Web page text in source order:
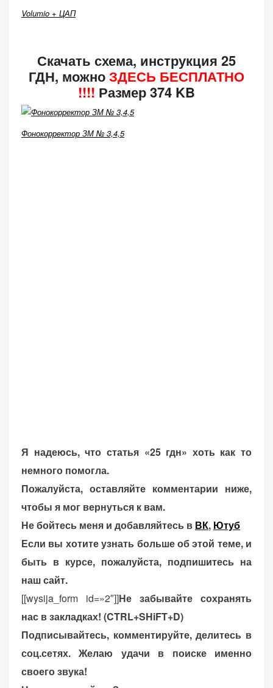
Volumio + ЦАП
Скачать схема, инструкция 25
ГДН, можноЗДЕСЬ БЕСПЛАТНО
!!!! Размер 374 KB
Фонокорректор ЗМ № 3,4,5
Я надеюсь, что статья «25 гдн» хоть как то
немного помогла.
Пожалуйста, оставляйте комментарии ниже,
чтобы я мог вернуться к вам.
Не бойтесь меня и добавляйтесь в ВК, Ютуб
Если вы хотите узнать больше об этой теме, и
быть в курсе, пожалуйста, подпишитесь на
наш сайт.
[[wysija_form id=»2″]]Не забывайте сохранять
нас в закладках! (CTRL+SHiFT+D)
Подписывайтесь, комментируйте, делитесь в
соц.сетях. Желаю удачи в поиске именно
своего звука!